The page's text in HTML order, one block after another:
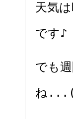
天気
です♪
でも
ね